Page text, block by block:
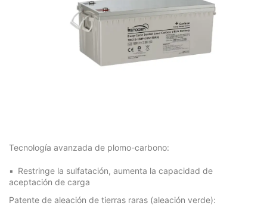
Tecnología avanzada de plomo-carbono:
Restringe la sulfatación, aumenta la capacidad de
aceptación de carga
Patente de aleación de tierras raras (aleación verde):